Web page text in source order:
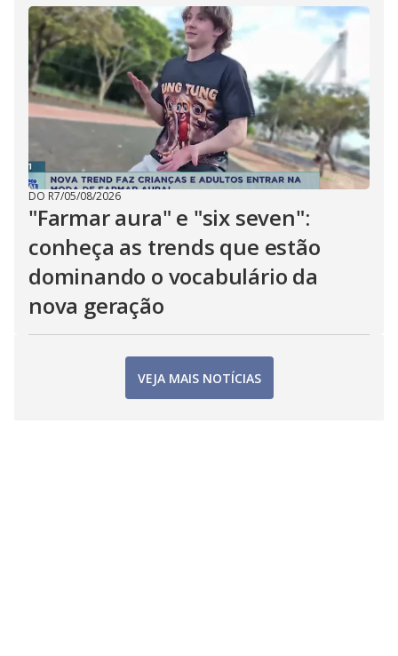
DO R7/05/08/2026
"Farmar aura" e "six seven":
conheça as trends que estão
dominando o vocabulário da
nova geração
VEJA MAIS NOTÍCIAS